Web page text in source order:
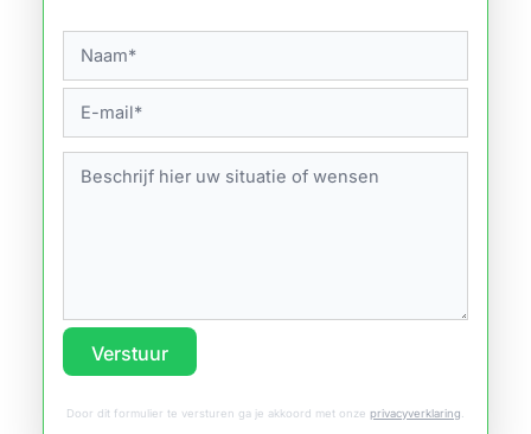
Verstuur
Door dit formulier te versturen ga je akkoord met onze privacyverklaring